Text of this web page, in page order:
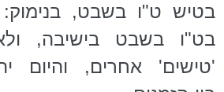
בטיש ט"ו בשבט, בנימוק:
בט"ו בשבט בישיבה,
'טישים' אחרים, והיום